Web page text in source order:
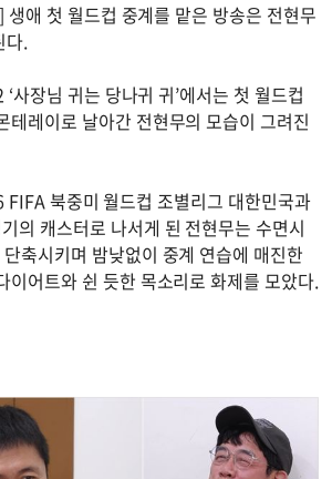
애 첫 월드컵 중계를 맡은 방송은 전현무
다.
사장님 귀는 당나귀 귀’에서는 첫 월드컵
테레이로 날아간 전현무의 모습이 그려진
북중미 월드컵 조별리그 대한민국과
의 캐스터로 나서게 된 전현무는 수면시
축시키며 밤낮없이 중계 연습에 매진한
이어트와 쉰 듯한 목소리로 화제를 모았다.